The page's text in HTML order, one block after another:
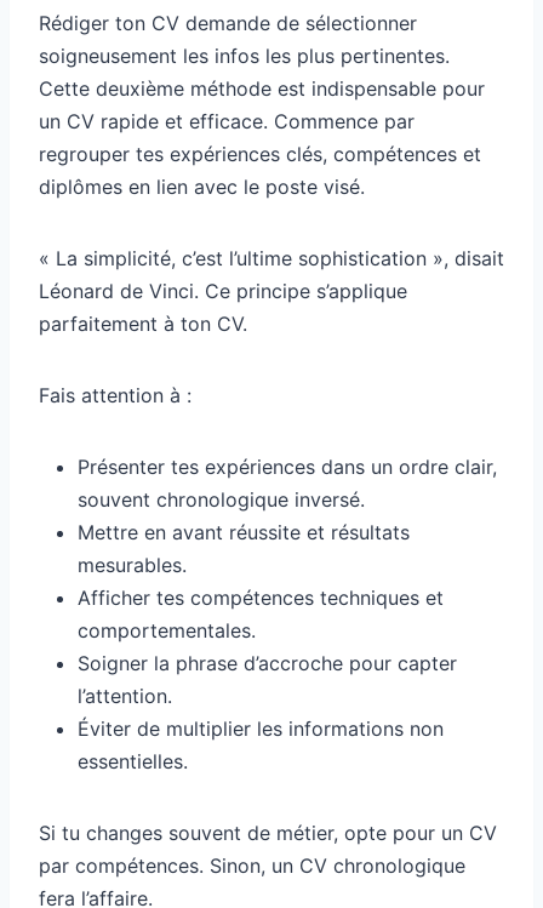
Rédiger ton CV demande de sélectionner
soigneusement les infos les plus pertinentes.
Cette deuxième méthode est indispensable pour
un CV rapide et efficace. Commence par
regrouper tes expériences clés, compétences et
diplômes en lien avec le poste visé.
« La simplicité, c’est l’ultime sophistication », disait
Léonard de Vinci. Ce principe s’applique
parfaitement à ton CV.
Fais attention à :
Présenter tes expériences dans un ordre clair,
souvent chronologique inversé.
Mettre en avant réussite et résultats
mesurables.
Afficher tes compétences techniques et
comportementales.
Soigner la phrase d’accroche pour capter
l’attention.
Éviter de multiplier les informations non
essentielles.
Si tu changes souvent de métier, opte pour un CV
par compétences. Sinon, un CV chronologique
fera l’affaire.